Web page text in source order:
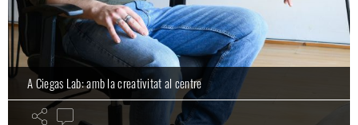
A Ciegas Lab: amb la creativitat al centre